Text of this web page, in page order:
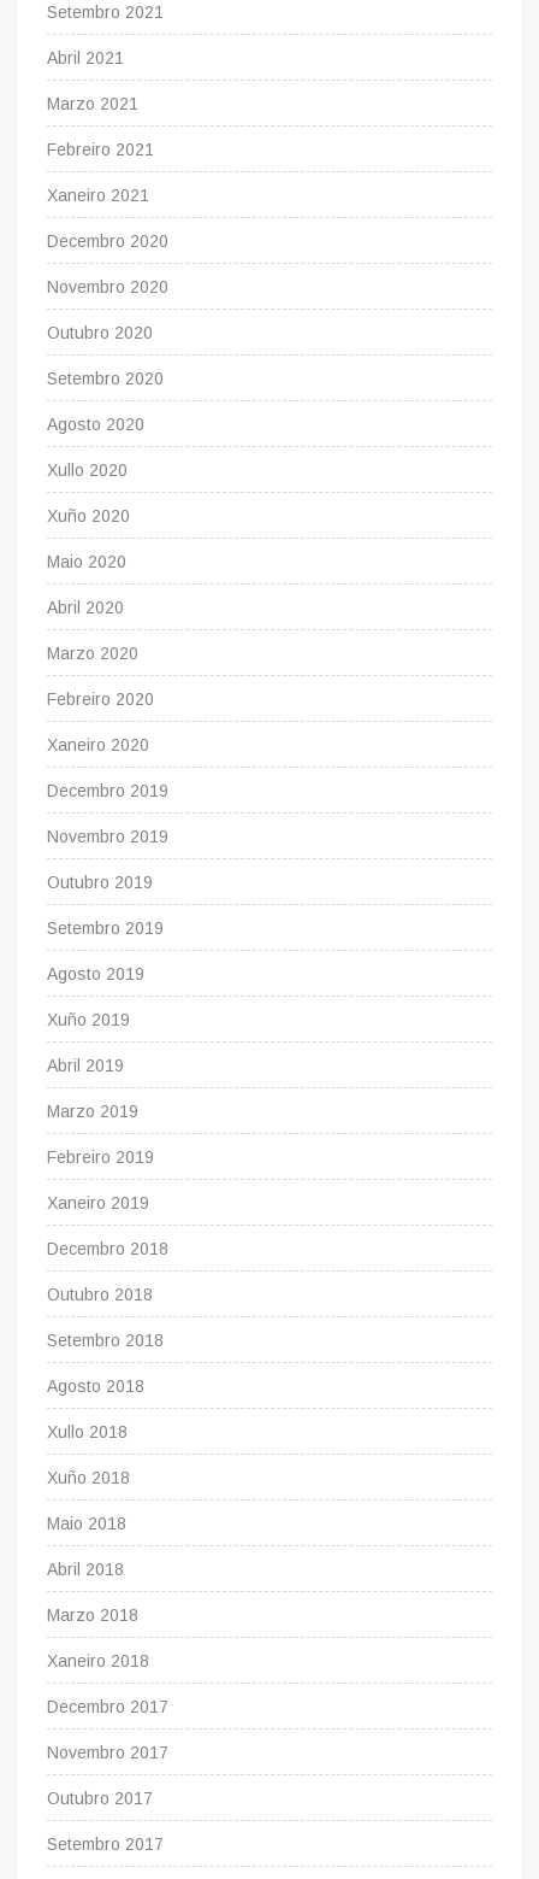
Setembro 2021
Abril 2021
Marzo 2021
Febreiro 2021
Xaneiro 2021
Decembro 2020
Novembro 2020
Outubro 2020
Setembro 2020
Agosto 2020
Xullo 2020
Xuño 2020
Maio 2020
Abril 2020
Marzo 2020
Febreiro 2020
Xaneiro 2020
Decembro 2019
Novembro 2019
Outubro 2019
Setembro 2019
Agosto 2019
Xuño 2019
Abril 2019
Marzo 2019
Febreiro 2019
Xaneiro 2019
Decembro 2018
Outubro 2018
Setembro 2018
Agosto 2018
Xullo 2018
Xuño 2018
Maio 2018
Abril 2018
Marzo 2018
Xaneiro 2018
Decembro 2017
Novembro 2017
Outubro 2017
Setembro 2017